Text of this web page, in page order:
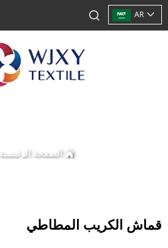
AR
الصفحة الرئيسية
قماش الكريب المطاطي